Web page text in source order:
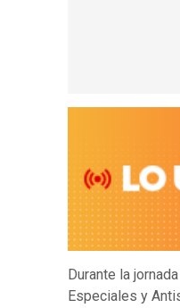
Durante la
Especiales y